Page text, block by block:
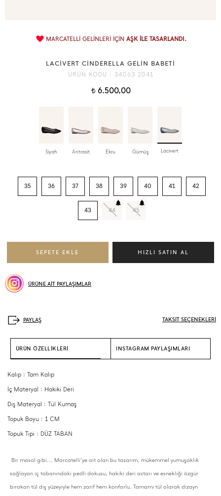
MARCATELLİ GELİNLERİ İÇİN AŞK İLE TASARLANDI.
LACİVERT CİNDERELLA GELİN BABETİ
ÜRÜN KODU : 34063 2041
t6.500,00
Siyah Antrasit Ekru Gümüş Lacivert
35 36 37 38 39 40 41 42
43 44 45
ÜRÜNE AİT PAYLAŞIMLAR
TAKSİT SEÇENEKLERİ
ÜRÜN ÖZELLİKLERİ INSTAGRAM PAYLAŞIMLARI
Kalıp : Tam Kalıp
İç Materyal : Hakiki Deri
Dış Materyal : Tül Kumaş
Topuk Boyu : 1 CM
Topuk Tipi : DÜZ TABAN
Bir masal gibi... Marcatelli'ye ait olan bu tasarım, mükemmel yumuşaklık
sağlayan iç tabanındaki pedli dokusu, hakiki deri astarı ve esnekliği özgür
bırakan tül dış yüzeyiyle hem zarif hem konforlu. Tamamı tül olarak dizayn